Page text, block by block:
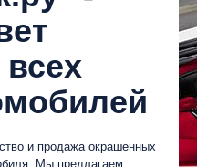
и продажа окрашенных
Мы предлагаем